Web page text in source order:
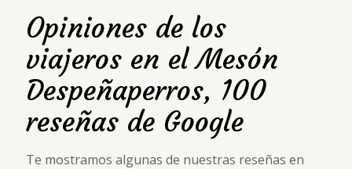
Opiniones de los
viajeros en el Mesón
Despeñaperros, 100
reseñas de Google
Te mostramos algunas de nuestras reseñas en